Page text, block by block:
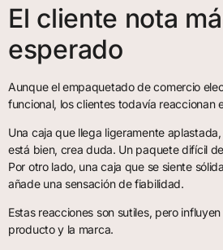
El cliente nota
esperado
Aunque el empaquetado de comercio
funcional, los clientes todavía reaccionan
Una caja que llega ligeramente
está bien, crea duda. Un paquete difícil
Por otro lado, una caja que se siente
añade una sensación de fiabilidad.
Estas reacciones son sutiles, pero
producto y la marca.